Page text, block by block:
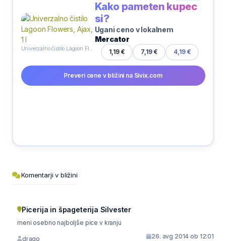
Kako pameten kupec
si?
Ugani ceno v lokalnem
Mercator
1,19 € 7,19 € 4,19 €
Preveri cene v bližini na Sivix.com
Komentarji v bližini
Picerija in špageterija Silvester
meni osebno najboljše pice v kranju
drago 26. avg 2014 ob 12:01